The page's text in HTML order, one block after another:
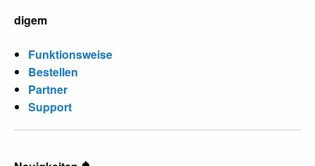
digem
Funktionsweise
Bestellen
Partner
Support